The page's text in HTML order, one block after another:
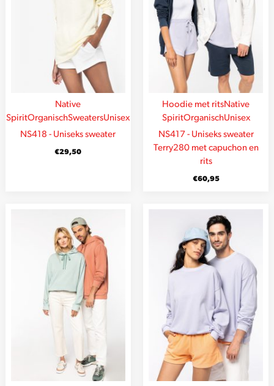
Native
SpiritOrganischSweatersUnisex
NS418 - Uniseks sweater
€29,50
Hoodie met ritsNative
SpiritOrganischUnisex
NS417 - Uniseks sweater
Terry280 met capuchon en
rits
€60,95